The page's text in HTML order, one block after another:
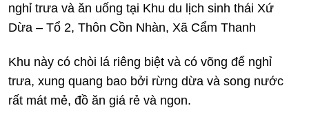
nghỉ trưa và ăn uống tại Khu du lịch sinh thái Xứ
Dừa – Tổ 2, Thôn Cồn Nhàn, Xã Cẩm Thanh
Khu này có chòi lá riêng biệt và có võng để nghỉ
trưa, xung quang bao bởi rừng dừa và song nước
rất mát mẻ, đồ ăn giá rẻ và ngon.